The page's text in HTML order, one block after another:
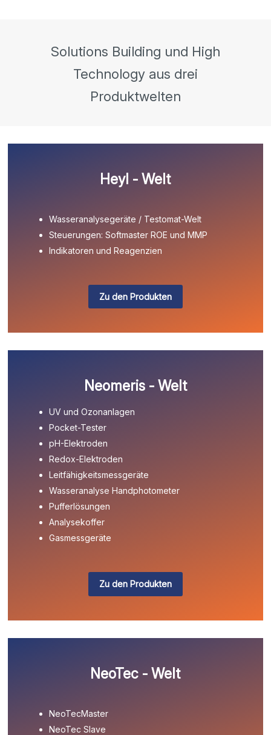
Solutions Building und High
Technology aus drei
Produktwelten
Heyl - Welt
Wasseranalysegeräte / Testomat-Welt
Steuerungen: Softmaster ROE und MMP
Indikatoren und Reagenzien
Zu den Produkten
Neomeris - Welt
UV und Ozonanlagen
Pocket-Tester
pH-Elektroden
Redox-Elektroden
Leitfähigkeitsmessgeräte
Wasseranalyse Handphotometer
Pufferlösungen
Analysekoffer
Gasmessgeräte
Zu den Produkten
NeoTec - Welt
NeoTecMaster
NeoTec Slave